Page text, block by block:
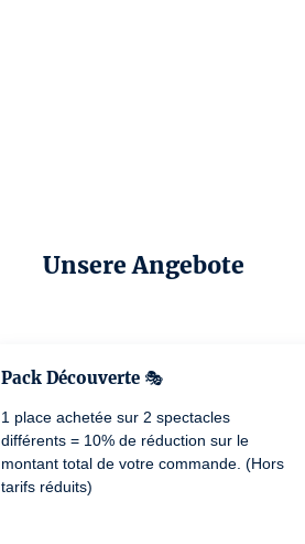
Unsere Angebote
Pack Découverte 🎭
1 place achetée sur 2 spectacles
différents = 10% de réduction sur le
montant total de votre commande. (Hors
tarifs réduits)